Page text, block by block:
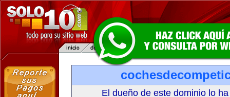
El dueño de este dominio lo